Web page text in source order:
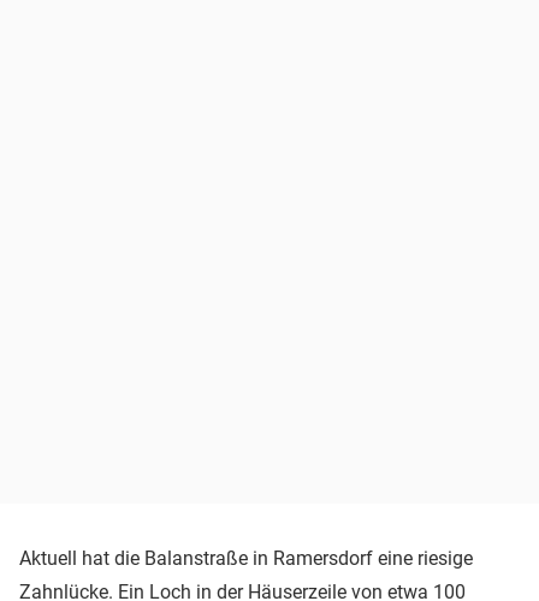
Aktuell hat die Balanstraße in Ramersdorf eine riesige
Zahnlücke. Ein Loch in der Häuserzeile von etwa 100